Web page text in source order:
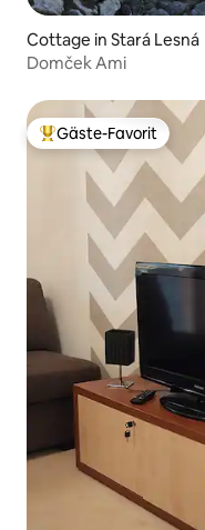
Cottage in Stará Lesná
Domček Ami
Beliebter Gäste-Favorit.
Gäste-Favorit